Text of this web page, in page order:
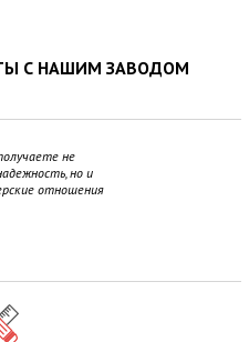
С НАШИМ ЗАВОДОМ
не
но и
отношения